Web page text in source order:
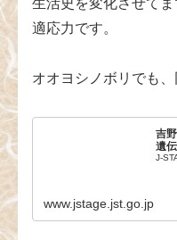
適応力です。
オオヨシノボリでも、
吉
遺
J-
www.jstage.jst.go.jp